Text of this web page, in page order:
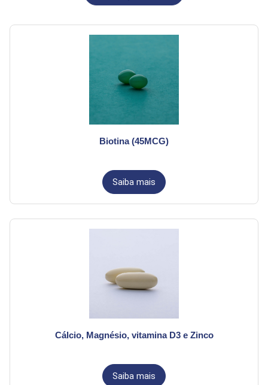
Biotina (45MCG)
Saiba mais
Cálcio, Magnésio, vitamina D3 e Zinco
Saiba mais